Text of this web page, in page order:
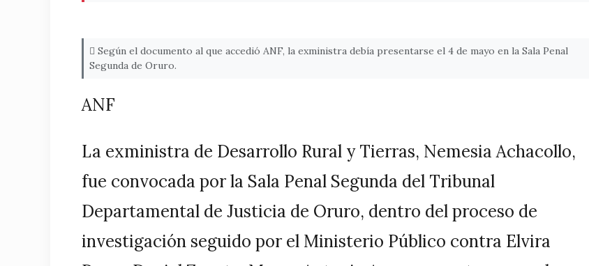
Según el documento al que accedió ANF, la exministra debía presentarse el 4 de mayo en la Sala Penal
Segunda de Oruro.
ANF
La exministra de Desarrollo Rural y Tierras, Nemesia Achacollo,
fue convocada por la Sala Penal Segunda del Tribunal
Departamental de Justicia de Oruro, dentro del proceso de
investigación seguido por el Ministerio Público contra Elvira